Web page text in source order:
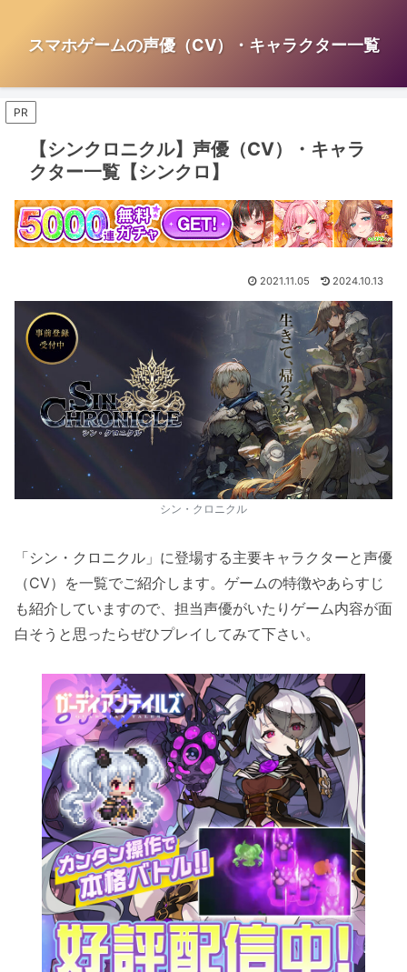
スマホゲームの声優（CV）・キャラクター一覧
PR
【シンクロニクル】声優（CV）・キャラ
クター一覧【シンクロ】
2021.11.05 2024.10.13
シン・クロニクル
「シン・クロニクル」に登場する主要キャラクターと声優
（CV）を一覧でご紹介します。ゲームの特徴やあらすじ
も紹介していますので、担当声優がいたりゲーム内容が面
白そうと思ったらぜひプレイしてみて下さい。